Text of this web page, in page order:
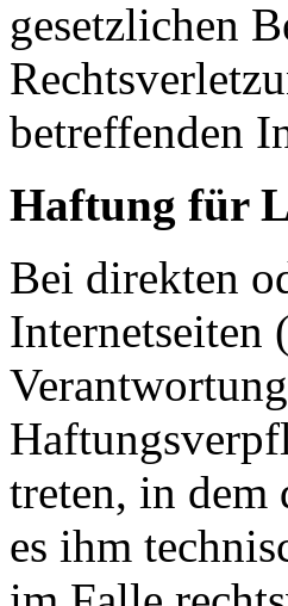
gesetzlichen
betreffenden
Haftung für
Bei direkten
Internetseiten
treten, in dem
es ihm